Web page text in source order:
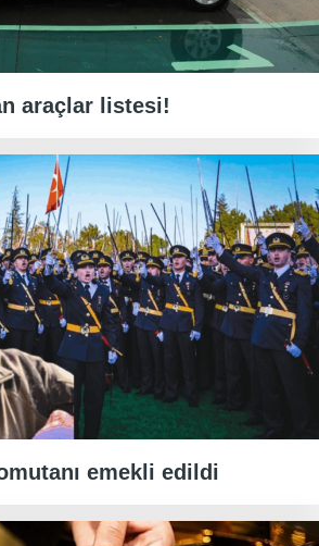
araçlar listesi!
emekli edildi